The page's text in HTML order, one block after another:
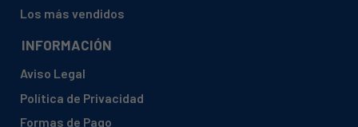
Los más vendidos
INFORMACIÓN
Aviso Legal
Política de Privacidad
Formas de Pago